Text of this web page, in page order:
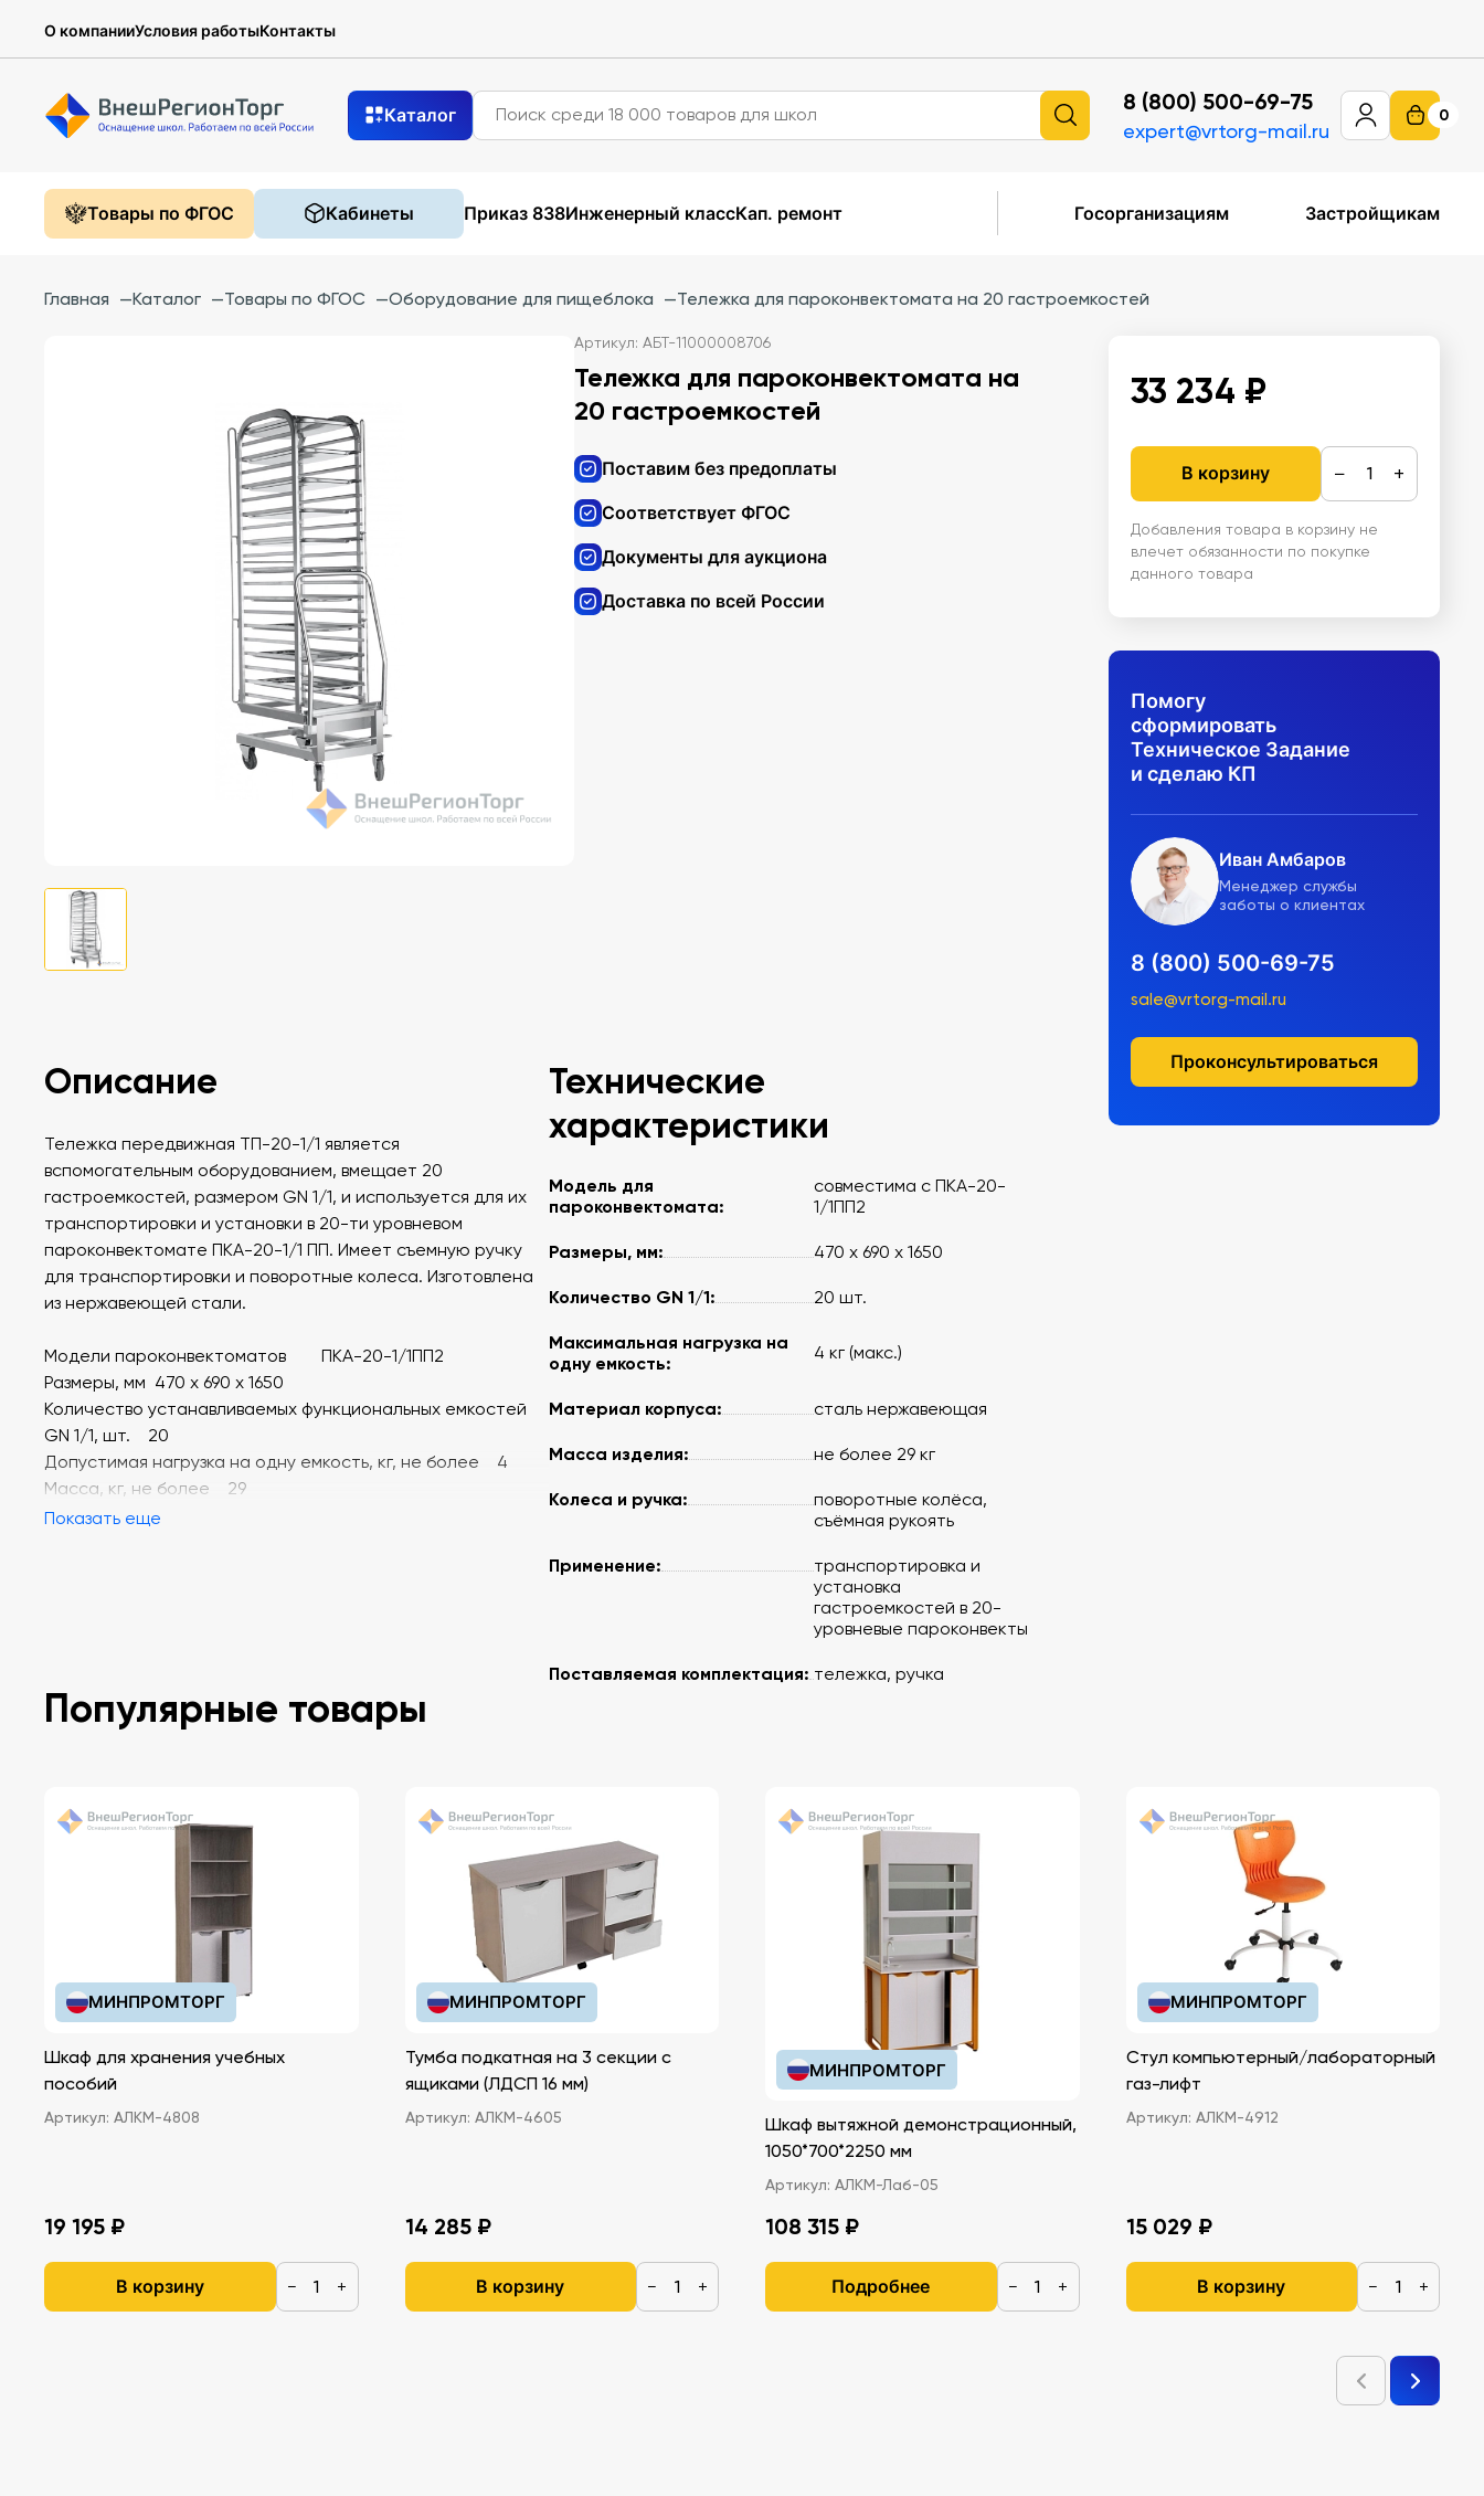
О компанииУсловия работыКонтакты
Каталог 8 (800) 500-69-75
expert@vrtorg-mail.ru
0
Товары по ФГОС Кабинеты Приказ 838Инженерный классКап. ремонт Госорганизациям Застройщикам
Главная —Каталог —Товары по ФГОС —Оборудование для пищеблока —Тележка для пароконвектомата на 20 гастроемкостей
Артикул: АБТ-11000008706
Тележка для пароконвектомата на
20 гастроемкостей
Поставим без предоплаты
Соответствует ФГОС
Документы для аукциона
Доставка по всей России
33 234 ₽
В корзину − +
Добавления товара в корзину не
влечет обязанности по покупке
данного товара
Помогу
сформировать
Техническое Задание
и сделаю КП
Иван Амбаров
Менеджер службы
заботы о клиентах
8 (800) 500-69-75
sale@vrtorg-mail.ru
Проконсультироваться
Описание
Тележка передвижная ТП-20-1/1 является
вспомогательным оборудованием, вмещает 20
гастроемкостей, размером GN 1/1, и используется для их
транспортировки и установки в 20-ти уровневом
пароконвектомате ПКА-20-1/1 ПП. Имеет съемную ручку
для транспортировки и поворотные колеса. Изготовлена
из нержавеющей стали.
Модели пароконвектоматов ПКА-20-1/1ПП2
Размеры, мм 470 x 690 x 1650
Количество устанавливаемых функциональных емкостей
GN 1/1, шт. 20
Допустимая нагрузка на одну емкость, кг, не более 4
Масса, кг, не более 29
Показать еще
Технические
характеристики
Модель для
пароконвектомата:
совместима с ПКА-20-
1/1ПП2
Размеры, мм: 470 x 690 x 1650
Количество GN 1/1: 20 шт.
Максимальная нагрузка на
одну емкость:
4 кг (макс.)
Материал корпуса: сталь нержавеющая
Масса изделия: не более 29 кг
Колеса и ручка:
поворотные колёса,
съёмная рукоять
Применение:
транспортировка и
установка
гастроемкостей в 20-
уровневые пароконвекты
Поставляемая комплектация: тележка, ручка
Популярные товары
МИНПРОМТОРГ
Шкаф для хранения учебных
пособий
Артикул: АЛКМ-4808
19 195 ₽
В корзину − +
МИНПРОМТОРГ
Тумба подкатная на 3 секции с
ящиками (ЛДСП 16 мм)
Артикул: АЛКМ-4605
14 285 ₽
В корзину − +
МИНПРОМТОРГ
Шкаф вытяжной демонстрационный,
1050*700*2250 мм
Артикул: АЛКМ-Лаб-05
108 315 ₽
Подробнее − +
МИНПРОМТОРГ
Стул компьютерный/лабораторный
газ-лифт
Артикул: АЛКМ-4912
15 029 ₽
В корзину − +